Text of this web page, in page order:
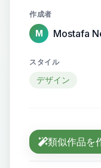
the
motion
作成者
M Mostafa
スタイル
デザイン
類似作品を